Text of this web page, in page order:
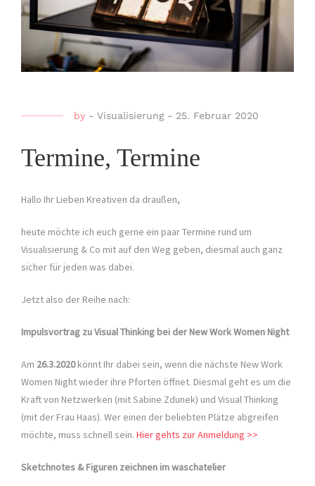
by - Visualisierung- 25. Februar 2020
Termine, Termine
Hallo Ihr Lieben Kreativen da draußen,
heute möchte ich euch gerne ein paar Termine rund um
Visualisierung & Co mit auf den Weg geben, diesmal auch ganz
sicher für jeden was dabei.
Jetzt also der Reihe nach:
Impulsvortrag zu Visual Thinking bei der New Work Women Night
Am 26.3.2020könnt Ihr dabei sein, wenn die nächste New Work
Women Night wieder ihre Pforten öffnet. Diesmal geht es um die
Kraft von Netzwerken (mit Sabine Zdunek) und Visual Thinking
(mit der Frau Haas). Wer einen der beliebten Plätze abgreifen
möchte, muss schnell sein. Hier gehts zur Anmeldung >>
Sketchnotes & Figuren zeichnen im waschatelier